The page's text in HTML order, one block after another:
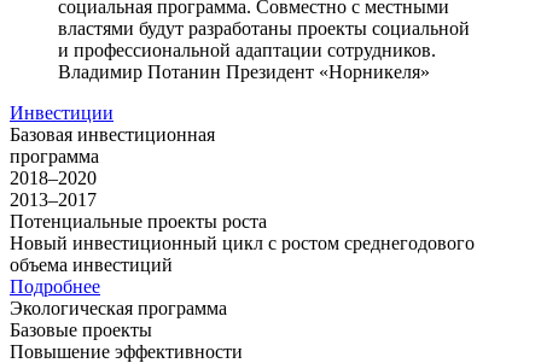
социальная программа. Совместно с местными
властями будут разработаны проекты социальной
и профессиональной адаптации сотрудников.
Владимир Потанин Президент «Норникеля»
Инвестиции
Базовая инвестиционная
программа
2018–2020
2013–2017
Потенциальные проекты роста
Новый инвестиционный цикл с ростом среднегодового
объема инвестиций
Подробнее
Экологическая программа
Базовые проекты
Повышение эффективности